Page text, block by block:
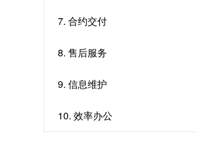
7. 合约交付
8. 售后服务
9. 信息维护
10. 效率办公